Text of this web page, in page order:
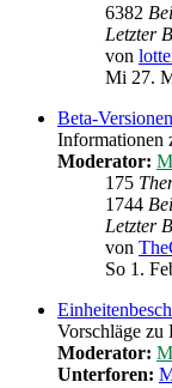
6382
Letzter
von
Mi 27.
Beta-
Informationen
Moderator:
175
1744
Letzter
von
So 1.
Vorschläge zu
Moderator:
Unterforen: